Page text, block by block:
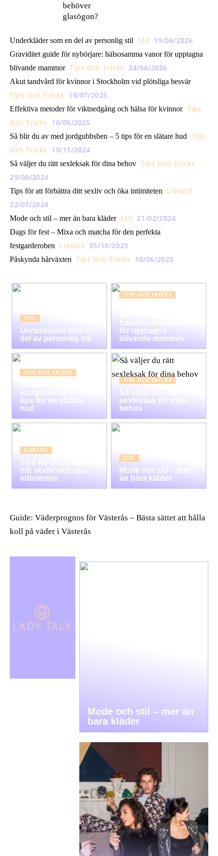
behöver
glasögon?
Underkläder som en del av personlig stil Stil 19/06/2026
Graviditet guide för nybörjare: hälsosamma vanor för upptagna
blivande mammor Tips Och Tricks 24/04/2026
Akut tandvård för kvinnor i Stockholm vid plötsliga besvär
Tips Och Tricks 18/07/2025
Effektiva metoder för viktnedgång och hälsa för kvinnor Tips
Och Tricks
16/05/2025
Så blir du av med jordgubbsben – 5 tips för en slätare hud Tips
Och Tricks
10/11/2024
Så väljer du rätt sexleksak för dina behov Tips Och Tricks
29/08/2024
Tips för att förbättra ditt sexliv och öka intimiteten
Livsstil
22/07/2024
Mode och stil – mer än bara kläder Stil 21/02/2024
Dags för fest – Mixa och matcha för den perfekta
festgarderoben
Livsstil 05/10/2023
Påskynda hårväxten Tips Och Tricks 10/06/2023
STIL
Underkläder som en
del av personlig stil
TIPS OCH TRICKS
hälsosamma vanor
för upptagna
blivande mammor
TIPS OCH TRICKS
jordgubbsben – 5
tips för en slätare
hud
TIPS OCH TRICKS
Så väljer du rätt
sexleksak för dina
behov
LIVSSTIL
Tips för att förbättra
ditt sexliv och öka
intimiteten
STIL
Mode och stil – mer
än bara kläder
Guide: Väderprognos för Västerås – Bästa sättet att hålla
koll på väder i Västerås
Mode och stil – mer än
bara kläder